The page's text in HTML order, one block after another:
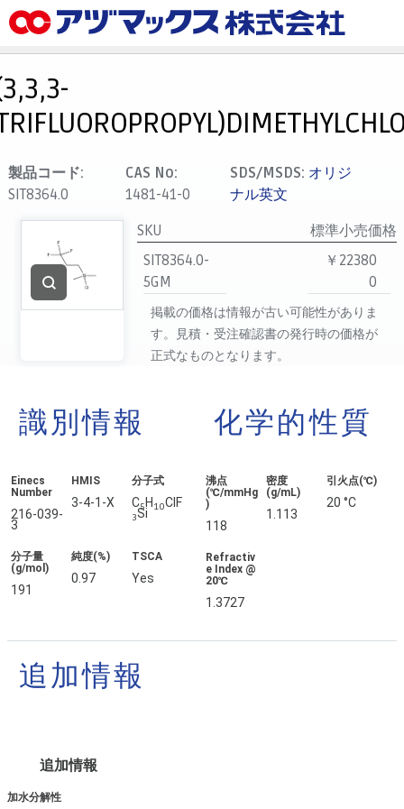
メニュー
お気に入り
カート
マイアカウント
主要取扱ブランド
支払い
製品検索
製品コード:
SIT8364.0
CAS No:
1481-41-0
SDS/MSDS: オリジ
ナル英文
SKU
標準小売価格
SIT8364.0-
5GM
￥22380
0
掲載の価格は情報が古い可能性がありま
す。見積・受注確認書の発行時の価格が
正式なものとなります。
識別情報
Einecs
Number
216-039-
3
HMIS
3-4-1-X
分子式
C5 H 10ClF
3Si
分子量
(g/mol)
191
純度(%)
0.97
TSCA
Yes
化学的性質
沸点
(℃/mmHg
)
118
密度
(g/mL)
1.113
引火点(℃)
20 °C
Refractiv
e Index @
20℃
1.3727
追加情報
追加情報
加水分解性